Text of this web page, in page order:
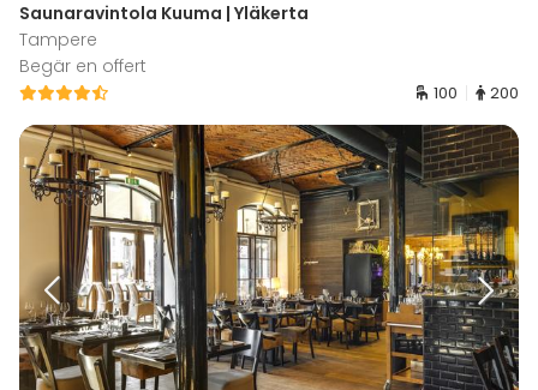
Saunaravintola Kuuma | Yläkerta
Tampere
Begär en offert
100 200